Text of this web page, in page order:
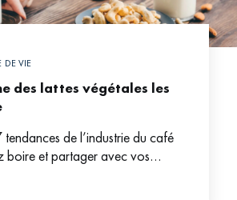
DE VIE
des lattes végétales les
de l’industrie du café
boire et partager avec vos